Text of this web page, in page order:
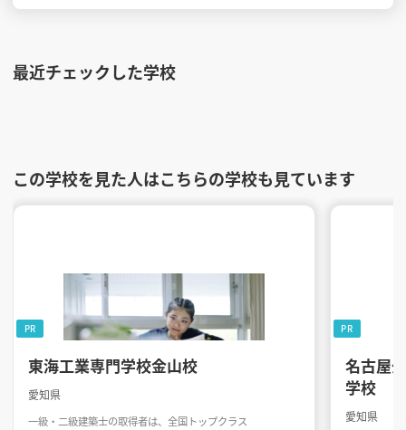
最近チェックした学校
この学校を見た人はこちらの学校も見ています
東海工業専門学校金山校
愛知県
一級・二級建築士の取得者は、全国トップクラス
PR
名古屋
学校
愛知県
PR